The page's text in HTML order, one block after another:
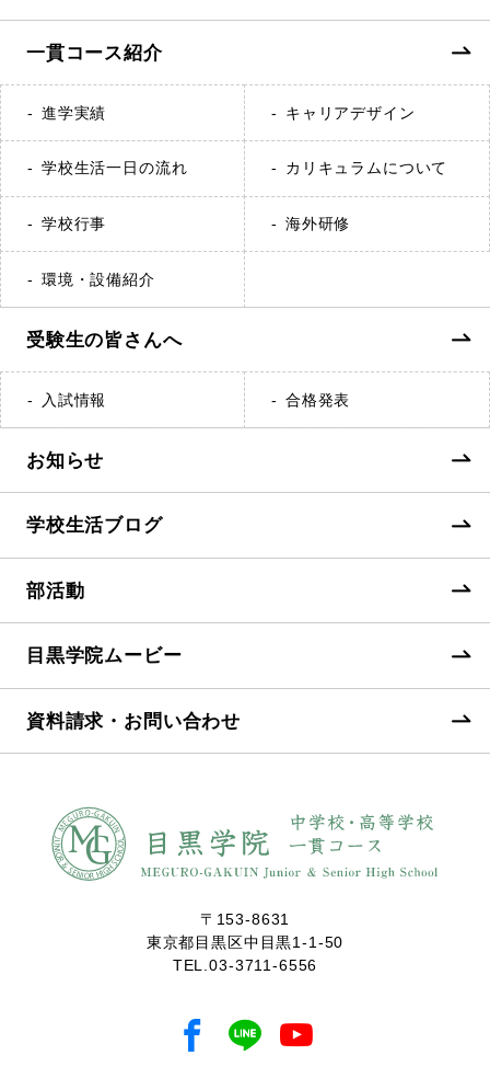
一貫コース紹介
進学実績 キャリアデザイン
学校生活一日の流れ カリキュラムについて
学校行事 海外研修
環境・設備紹介
受験生の皆さんへ
入試情報 合格発表
お知らせ
学校生活ブログ
部活動
目黒学院ムービー
資料請求・お問い合わせ
〒153-8631
東京都目黒区中目黒1-1-50
TEL.03-3711-6556